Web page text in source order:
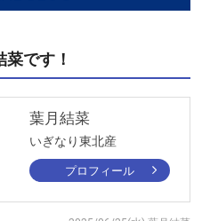
です！
葉月結菜
いぎなり東北産
プロフィール